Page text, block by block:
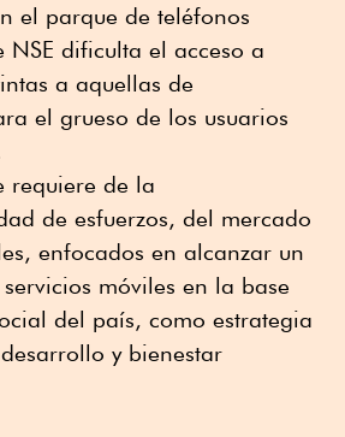
el parque de teléfonos
NSE dificulta el acceso a
a aquellas de
el grueso de los usuarios
requiere de la
de esfuerzos, del mercado
enfocados en alcanzar un
móviles en la base
del país, como estrategia
y bienestar